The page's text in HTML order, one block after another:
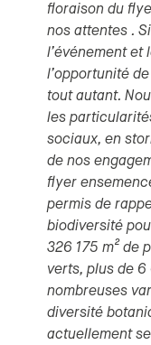
floraison du
nos attentes .
l’événement et
l’opportunité
tout autant.
les
sociaux, en
de nos
flyer
permis de
biodiversité
326 175 m² de
verts, plus de 6
nombreuses
diversité
actuellement